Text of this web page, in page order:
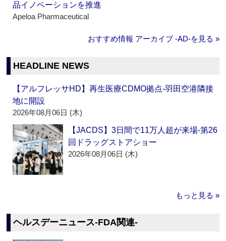
品イノベーションを推進
Apeloa Pharmaceutical
おすすめ情報 アーカイブ ‐AD‐を見る »
HEADLINE NEWS
【アルフレッサHD】再生医療CDMO拠点‐羽田空港隣接
地に開設
2026年08月06日 (木)
【JACDS】3日間で11万人超が来場‐第26
回ドラッグストアショー
2026年08月06日 (木)
もっと見る »
ヘルスデーニュース‐FDA関連‐